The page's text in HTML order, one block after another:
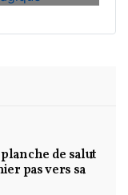
de salut
pas vers sa